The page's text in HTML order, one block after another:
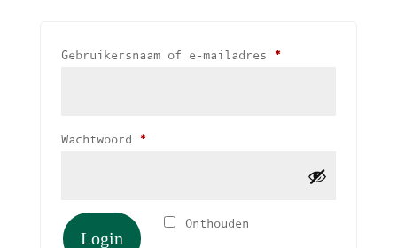
Gebruikersnaam of e-mailadres *Vereist
Wachtwoord *Vereist
Onthouden
Login